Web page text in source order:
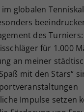
im globalen
des
für 1.000
an meiner
mit den Stars“
Impulse setzen